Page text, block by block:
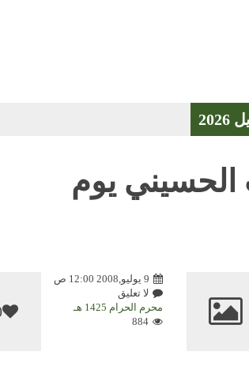
يوم
9 يوليو,2008 12:00 ص
لا تعليق
محرم الحرام 1425 هـ
884